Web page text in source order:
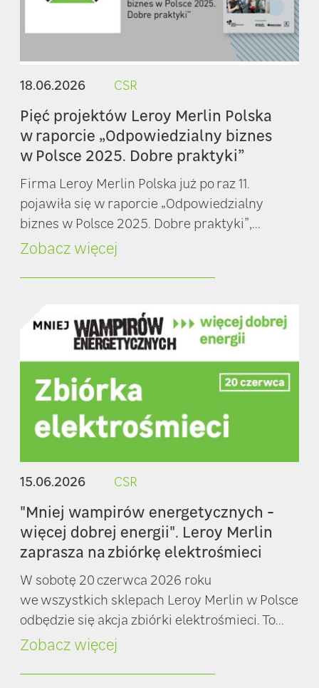
18.06.2026 CSR
Pięć projektów Leroy Merlin Polska
w raporcie „Odpowiedzialny biznes
w Polsce 2025. Dobre praktyki”
Firma Leroy Merlin Polska już po raz 11.
pojawiła się w raporcie „Odpowiedzialny
biznes w Polsce 2025. Dobre praktyki”,...
Zobacz więcej
15.06.2026 CSR
"Mniej wampirów energetycznych -
więcej dobrej energii". Leroy Merlin
zaprasza na zbiórkę elektrośmieci
W sobotę 20 czerwca 2026 roku
we wszystkich sklepach Leroy Merlin w Polsce
odbędzie się akcja zbiórki elektrośmieci. To...
Zobacz więcej